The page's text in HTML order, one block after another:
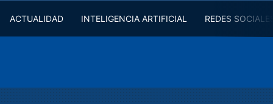
ACTUALIDAD INTELIGENCIA ARTIFICIAL REDES